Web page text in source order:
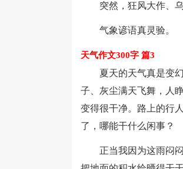
突然，狂风大作、乌
气象谚语真灵验。
天气作文300字 篇3
夏天的天气真是变幻
子、灰尘满天飞舞，人
变得很干净。路上的行
了，哪能干什么闲事？
正当我因为这雨闷闷